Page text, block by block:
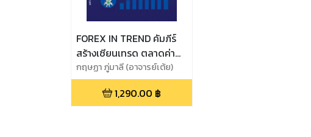
FOREX IN TREND คัมภีร์
สร้างเซียนเทรด ตลาดค่า
เงิน
กฤษฏา ภู่มาลี (อาจารย์เต้ย)
และ ภราดร ภู่มาลี (อาจารย์เต้)
1,290.00 ฿